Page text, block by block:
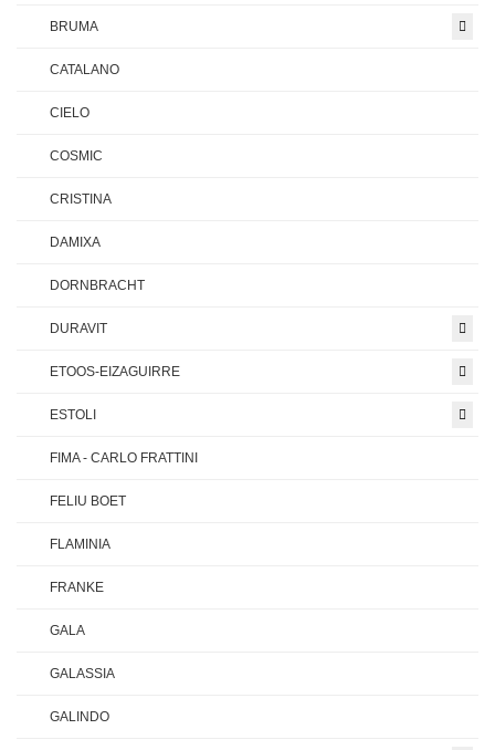
BRUMA
CATALANO
CIELO
COSMIC
CRISTINA
DAMIXA
DORNBRACHT
DURAVIT
ETOOS-EIZAGUIRRE
ESTOLI
FIMA - CARLO FRATTINI
FELIU BOET
FLAMINIA
FRANKE
GALA
GALASSIA
GALINDO